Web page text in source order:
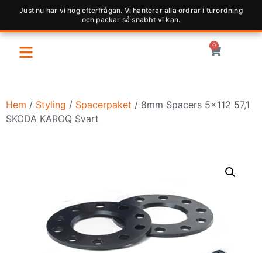
Just nu har vi hög efterfrågan. Vi hanterar alla ordrar i turordning
och packar så snabbt vi kan.
0
Hem / Styling / Spacerpaket / 8mm Spacers 5×112 57,1
SKODA KAROQ Svart